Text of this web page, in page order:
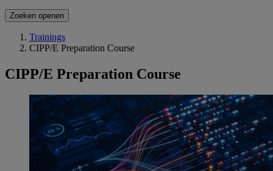
Zoeken openen
Trainings
CIPP/E Preparation Course
CIPP/E Preparation Course